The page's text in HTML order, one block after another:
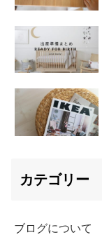
カテゴリー
ブログについて